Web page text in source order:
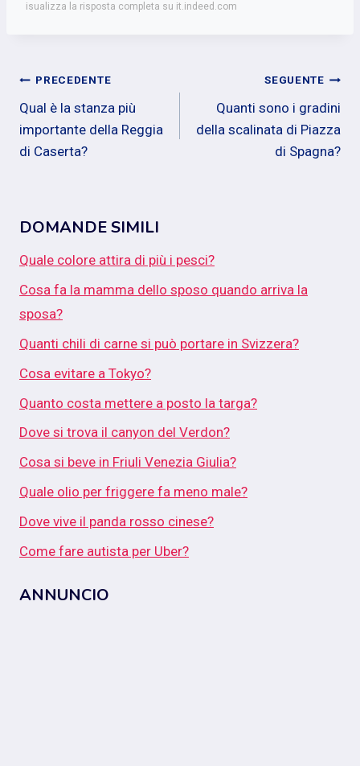
isualizza la risposta completa su it.indeed.com
Navigazione
articoli
PRECEDENTE
Qual è la stanza più
importante della Reggia
di Caserta?
SEGUENTE
Quanti sono i gradini
della scalinata di Piazza
di Spagna?
DOMANDE SIMILI
Quale colore attira di più i pesci?
Cosa fa la mamma dello sposo quando arriva la
sposa?
Quanti chili di carne si può portare in Svizzera?
Cosa evitare a Tokyo?
Quanto costa mettere a posto la targa?
Dove si trova il canyon del Verdon?
Cosa si beve in Friuli Venezia Giulia?
Quale olio per friggere fa meno male?
Dove vive il panda rosso cinese?
Come fare autista per Uber?
ANNUNCIO